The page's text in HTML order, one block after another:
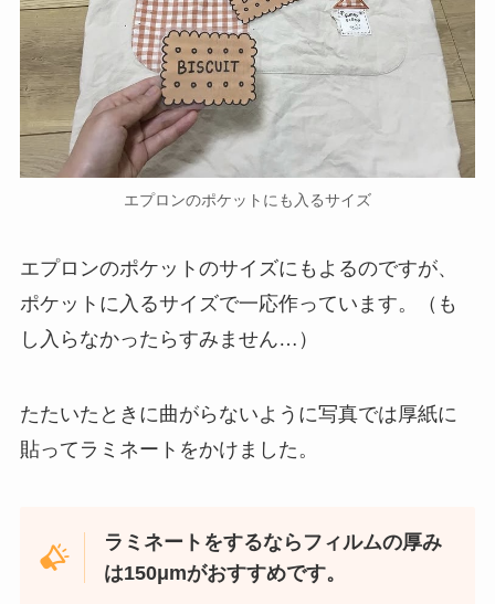
エプロンのポケットにも入るサイズ
エプロンのポケットのサイズにもよるのですが、
ポケットに入るサイズで一応作っています。（も
し入らなかったらすみません…）
たたいたときに曲がらないように写真では厚紙に
貼ってラミネートをかけました。
ラミネートをするならフィルムの厚み
は150μmがおすすめです。